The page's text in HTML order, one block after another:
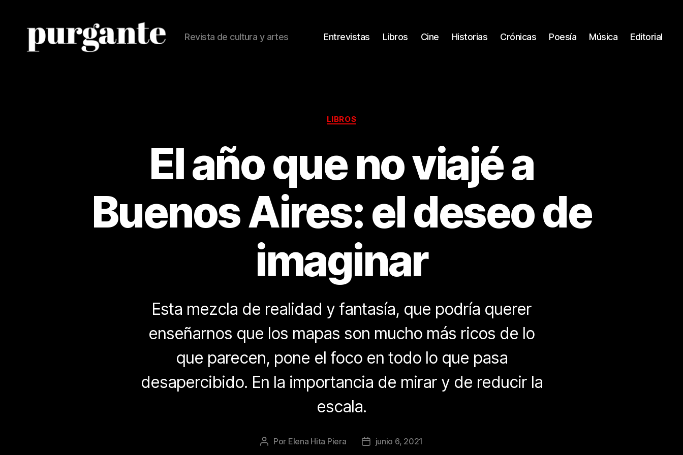
Revista de cultura y artes Entrevistas Libros Cine Historias Crónicas Poesía Música Editorial
Categorías
LIBROS
El año que no viajé a
Buenos Aires: el deseo de
imaginar
Esta mezcla de realidad y fantasía, que podría querer
enseñarnos que los mapas son mucho más ricos de lo
que parecen, pone el foco en todo lo que pasa
desapercibido. En la importancia de mirar y de reducir la
escala.
Autor
Por Elena Hita Piera
Fechajunio 6, 2021